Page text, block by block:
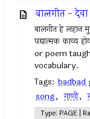
बालगीत -
बालगीत हे लहान
पद्यात्मक काव्य
or poem
vocabulary.
Tags: badbad
song, गाणी,
Type: PAGE |